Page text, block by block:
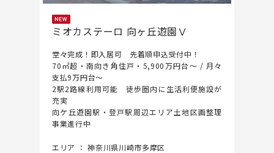
ミオカステーロ 向ヶ丘遊園Ⅴ
堂々完成！即入居可 先着順申込受付中！
70㎡超・南向き角住戸・5,900万円台～ / 月々
支払9万円台～
2駅2路線利用可能 徒歩圏内に生活利便施設が
充実
向ケ丘遊園駅・登戸駅周辺エリア土地区画整理
事業進行中
エリア ： 神奈川県川崎市多摩区